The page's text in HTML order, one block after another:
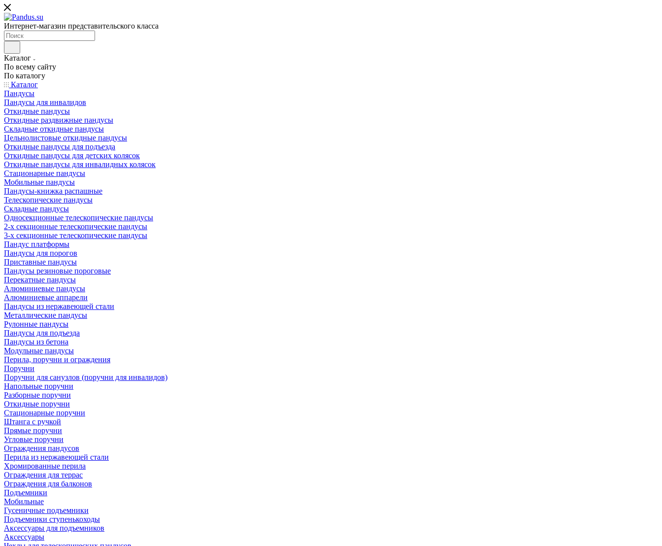
Интернет-магазин представительского класса
Каталог
По всему сайту
По каталогу
Каталог
Пандусы
Пандусы для инвалидов
Откидные пандусы
Откидные раздвижные пандусы
Складные откидные пандусы
Цельнолистовые откидные пандусы
Откидные пандусы для подъезда
Откидные пандусы для детских колясок
Откидные пандусы для инвалидных колясок
Стационарные пандусы
Мобильные пандусы
Пандусы-книжка распашные
Телескопические пандусы
Складные пандусы
Односекционные телескопические пандусы
2-х секционные телескопические пандусы
3-х секционные телескопические пандусы
Пандус платформы
Пандусы для порогов
Приставные пандусы
Пандусы резиновые пороговые
Перекатные пандусы
Алюминиевые пандусы
Алюминиевые аппарели
Пандусы из нержавеющей стали
Металлические пандусы
Рулонные пандусы
Пандусы для подъезда
Пандусы из бетона
Модульные пандусы
Перила, поручни и ограждения
Поручни
Поручни для санузлов (поручни для инвалидов)
Напольные поручни
Разборные поручни
Откидные поручни
Стационарные поручни
Штанга с ручкой
Прямые поручни
Угловые поручни
Ограждения пандусов
Перила из нержавеющей стали
Хромированные перила
Ограждения для террас
Ограждения для балконов
Подъемники
Мобильные
Гусеничные подъемники
Подъемники ступенькоходы
Аксессуары для подъемников
Аксессуары